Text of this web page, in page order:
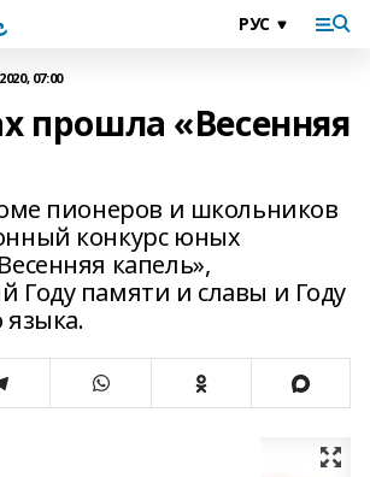
07:00
прошла «Весенняя
пионеров и школьников
конкурс юных
капель»,
Году памяти и славы и Году
языка.